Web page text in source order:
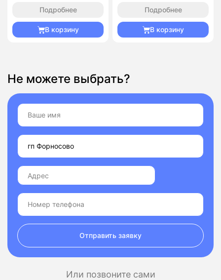
Подробнее
В корзину
Подробнее
В корзину
Не можете выбрать?
Отправить заявку
Или позвоните сами